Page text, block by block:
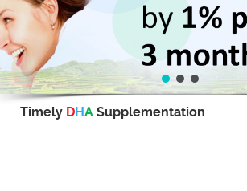
Timely DHA Supplementation